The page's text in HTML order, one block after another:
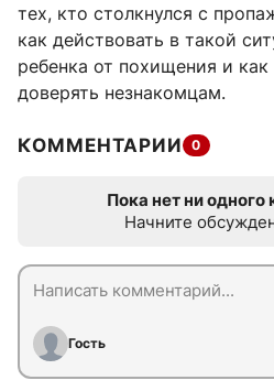
тех, кто столкнулся с
как действовать в такой
ребенка от похищения и как
доверять незнакомцам.
КОММЕНТАРИИ 0
Пока нет ни
Начните
Гость